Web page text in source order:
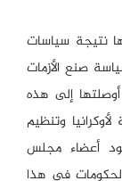
نتيجة سياسات
صنع الأزمات
أوصلتها إلى هذه
وتنظيم
أعضاء مجلس
في هذا